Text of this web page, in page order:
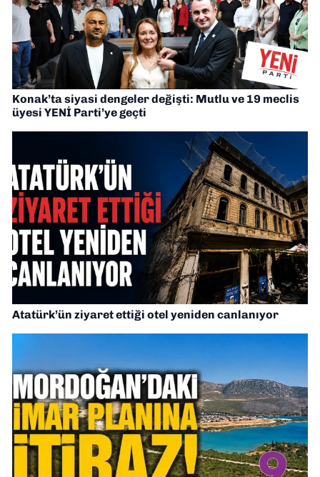
Konak’ta siyasi dengeler değişti: Mutlu ve 19 meclis
üyesi YENİ Parti’ye geçti
Atatürk’ün ziyaret ettiği otel yeniden canlanıyor